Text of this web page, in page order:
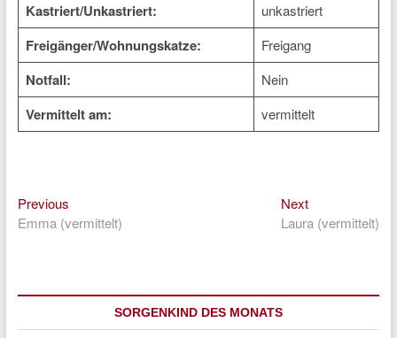
Kastriert/Unkastriert: unkastriert
Freigänger/Wohnungskatze: Freigang
Notfall: Nein
Vermittelt am: vermittelt
Beitragsnavigation
PreviousPrevious
post:
Emma (vermittelt)
NextNext
post:
Laura (vermittelt)
SORGENKIND DES MONATS